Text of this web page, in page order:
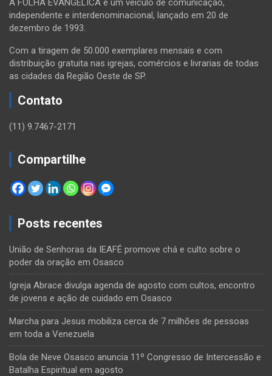
A FOLHA EVANGÉLICA é um veículo de comunicação,
independente e interdenominacional, lançado em 20 de
dezembro de 1993.
Com a tiragem de 50.000 exemplares mensais e com
distribuição gratuita nas igrejas, comércios e livrarias de todas
as cidades da Região Oeste de SP.
Contato
(11) 9.7467-2171
Compartilhe
Posts recentes
União de Senhoras da IEAFÉ promove chá e culto sobre o
poder da oração em Osasco
Igreja Abrace divulga agenda de agosto com cultos, encontro
de jovens e ação de cuidado em Osasco
Marcha para Jesus mobiliza cerca de 7 milhões de pessoas
em toda a Venezuela
Bola de Neve Osasco anuncia 11º Congresso de Intercessão e
Batalha Espiritual em agosto